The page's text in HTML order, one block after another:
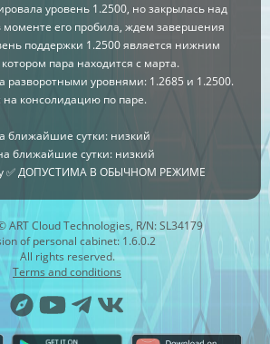
уровень 1.2500, но закрылась над
моменте его пробила, ждем завершения
поддержки 1.2500 является нижним
пара находится с марта.
разворотными уровнями: 1.2685 и 1.2500.
на консолидацию по паре.
ближайшие сутки: низкий
ближайшие сутки: низкий
✅ ДОПУСТИМА В ОБЫЧНОМ РЕЖИМЕ
ART Cloud Technologies, R/N: SL34179
of personal cabinet: 1.6.0.2
All rights reserved.
Terms and conditions